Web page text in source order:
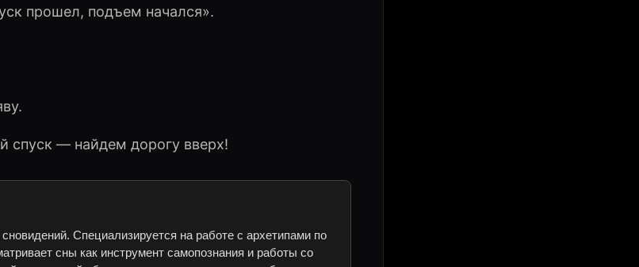
прошел, подъем начался».
спуск — найдем дорогу вверх!
Специализируется на работе с архетипами по
сны как инструмент самопознания и работы со